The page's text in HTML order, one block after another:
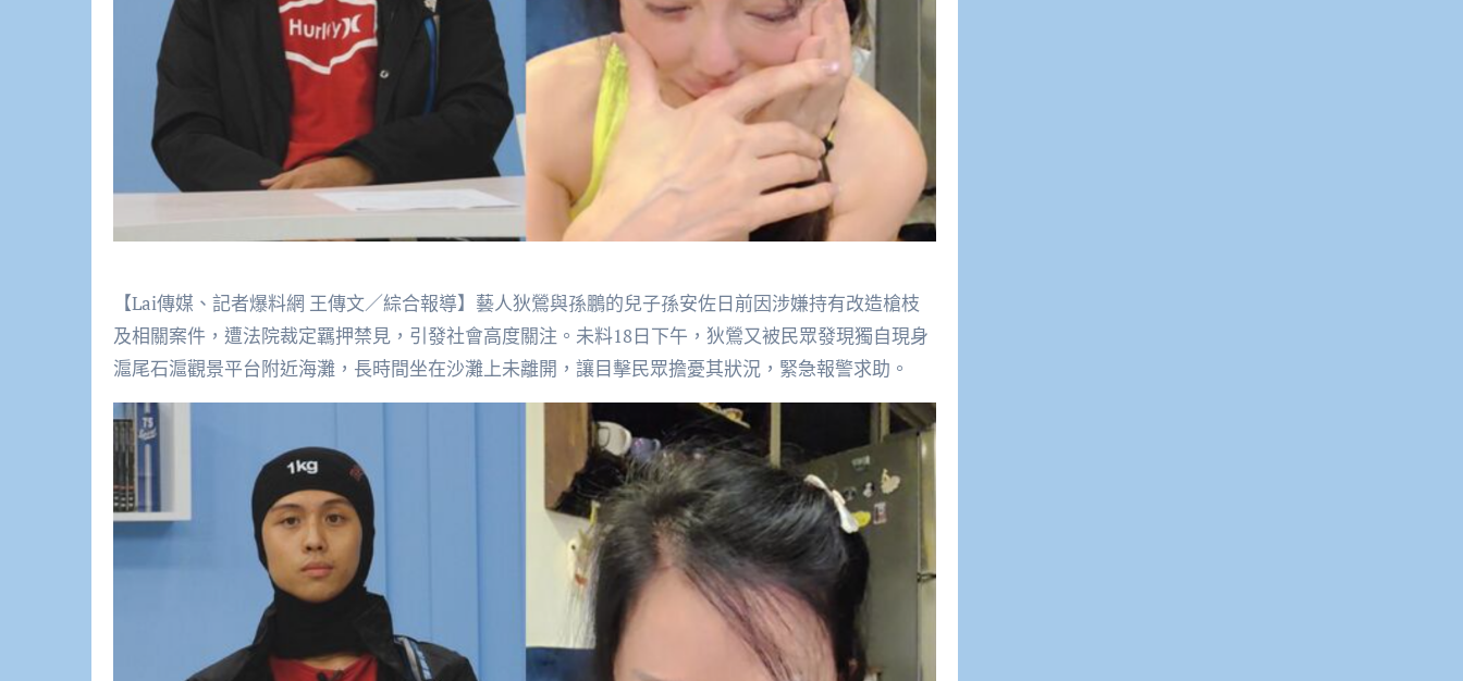
【Lai傳媒、記者爆料網 王傳文／綜合報導】藝人狄鶯與孫鵬的兒子孫安佐日前因涉嫌持有改造槍枝
及相關案件，遭法院裁定羈押禁見，引發社會高度關注。未料18日下午，狄鶯又被民眾發現獨自現身
滬尾石滬觀景平台附近海灘，長時間坐在沙灘上未離開，讓目擊民眾擔憂其狀況，緊急報警求助。